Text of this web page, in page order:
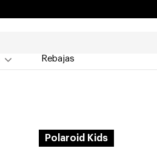
Rebajas
Polaroid Kids